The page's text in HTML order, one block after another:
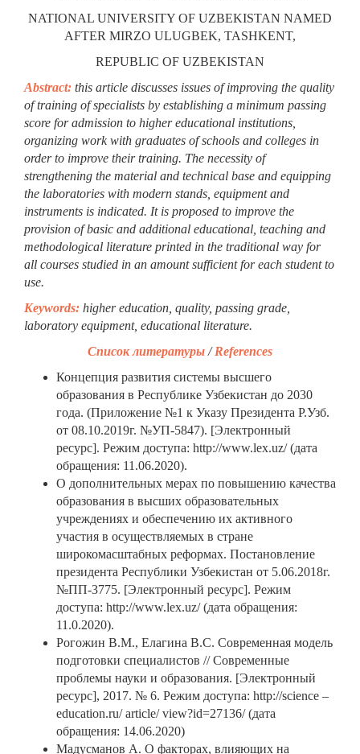
NATIONAL UNIVERSITY OF UZBEKISTAN NAMED
AFTER MIRZO ULUGBEK, TASHKENT,
REPUBLIC OF UZBEKISTAN
Abstract: this article discusses issues of improving the quality
of training of specialists by establishing a minimum passing
score for admission to higher educational institutions,
organizing work with graduates of schools and colleges in
order to improve their training. The necessity of
strengthening the material and technical base and equipping
the laboratories with modern stands, equipment and
instruments is indicated. It is proposed to improve the
provision of basic and additional educational, teaching and
methodological literature printed in the traditional way for
all courses studied in an amount sufficient for each student to
use.
Keywords: higher education, quality, passing grade,
laboratory equipment, educational literature.
Список литературы / References
Концепция развития системы высшего
образования в Республике Узбекистан до 2030
года. (Приложение №1 к Указу Президента Р.Узб.
от 08.10.2019г. №УП-5847). [Электронный
ресурс]. Режим доступа: http://www.lex.uz/ (дата
обращения: 11.06.2020).
О дополнительных мерах по повышению качества
образования в высших образовательных
учреждениях и обеспечению их активного
участия в осуществляемых в стране
широкомасштабных реформах. Постановление
президента Республики Узбекистан от 5.06.2018г.
№ПП-3775. [Электронный ресурс]. Режим
доступа: http://www.lex.uz/ (дата обращения:
11.0.2020).
Рогожин В.М., Елагина В.С. Современная модель
подготовки специалистов // Современные
проблемы науки и образования. [Электронный
ресурс], 2017. № 6. Режим доступа: http://science –
education.ru/ article/ view?id=27136/ (дата
обращения: 14.06.2020)
Мадусманов А. О факторах, влияющих на